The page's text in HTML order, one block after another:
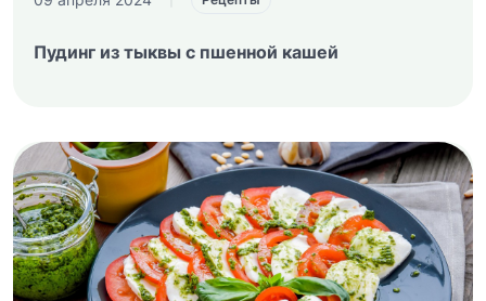
Пудинг из тыквы с пшенной кашей